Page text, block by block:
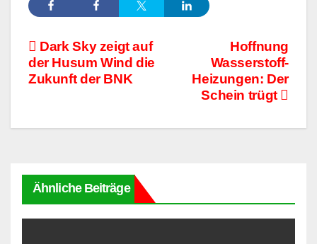
Beitragsnavigation
Hoffnung
Wasserstoff-
Heizungen: Der
Schein trügt
Dark Sky zeigt auf
der Husum Wind die
Zukunft der BNK
Ähnliche Beiträge